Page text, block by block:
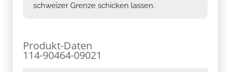
schweizer Grenze schicken lassen.
Produkt-Daten
114-90464-09021